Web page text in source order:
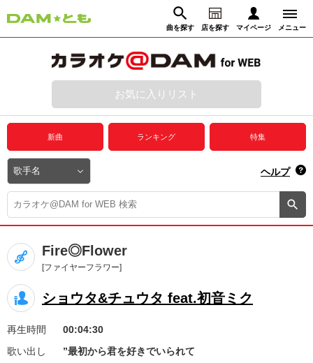
曲を探す 店を探す マイページ メニュー
動画からさがす 録音からさがす
ログイン
プレミアムサービス
DAM★とも動画
DAM★とも録音
カラオケ＠DAM
ユーザー検索
キャンペーン
お知らせ よくあるご質問
お気に入りリスト
新曲 ランキング 特集
ヘルプ
Fire◎Flower
[ファイヤーフラワー]
ショウタ&チュウタ feat.初音ミク
再生時間
00:04:30
歌い出し
”最初から君を好きでいられて